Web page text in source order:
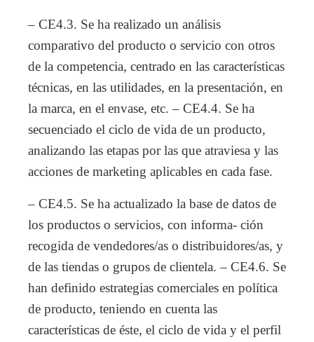
– CE4.3. Se ha realizado un análisis
comparativo del producto o servicio con otros
de la competencia, centrado en las características
técnicas, en las utilidades, en la presentación, en
la marca, en el envase, etc. – CE4.4. Se ha
secuenciado el ciclo de vida de un producto,
analizando las etapas por las que atraviesa y las
acciones de marketing aplicables en cada fase.
– CE4.5. Se ha actualizado la base de datos de
los productos o servicios, con informa- ción
recogida de vendedores/as o distribuidores/as, y
de las tiendas o grupos de clientela. – CE4.6. Se
han definido estrategias comerciales en política
de producto, teniendo en cuenta las
características de éste, el ciclo de vida y el perfil